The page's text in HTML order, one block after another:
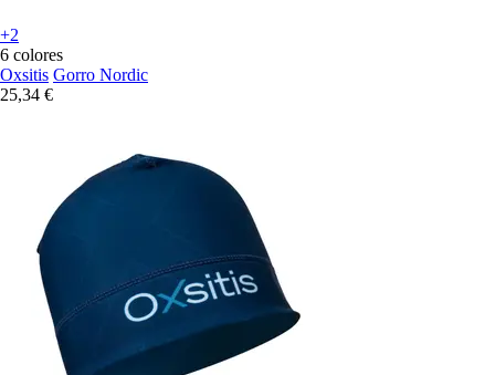
+2
6 colores
Oxsitis Gorro Nordic
25,34 €